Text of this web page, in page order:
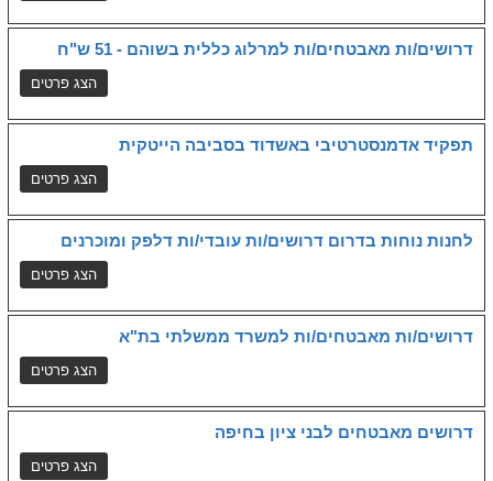
דרושים/ות מאבטחים/ות למרלוג כללית בשוהם - 51 ש"ח
תפקיד אדמנסטרטיבי באשדוד בסביבה הייטקית
לחנות נוחות בדרום דרושים/ות עובדי/ות דלפק ומוכרנים
דרושים/ות מאבטחים/ות למשרד ממשלתי בת"א
דרושים מאבטחים לבני ציון בחיפה